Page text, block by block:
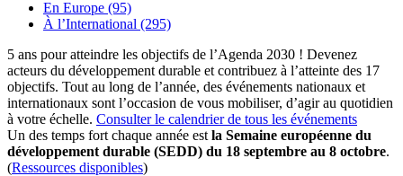
En Europe (95)
À l’International (295)
5 ans pour atteindre les objectifs de l’Agenda 2030 ! Devenez
acteurs du développement durable et contribuez à l’atteinte des 17
objectifs. Tout au long de l’année, des événements nationaux et
internationaux sont l’occasion de vous mobiliser, d’agir au quotidien
à votre échelle. Consulter le calendrier de tous les événements
Un des temps fort chaque année est la Semaine européenne du
développement durable (SEDD) du 18 septembre au 8 octobre.
(Ressources disponibles)